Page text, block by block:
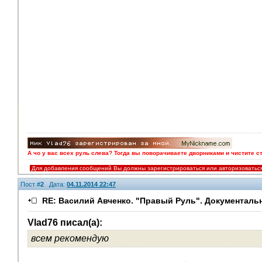
А чо у вас всех руль слева? Тогда вы поворачиваете дворниками и чистите
Для добавления сообщений Вы должны зарегистрироваться или
Пост #2 Дата: 04.11.2014 22:47
RE: Василий Авченко. "Правый Руль".
Vlad76 писал(а):
всем рекомендую